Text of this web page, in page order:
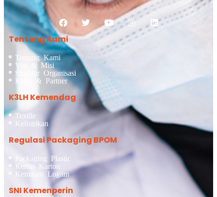
Tentang Kami
Tentang Kami
Visi & Misi
Struktur Organisasi
Klien & Partner
K3LH Kemendag
Textile
Kelistrikan
Regulasi Packaging BPOM
Packaging Plastic
Kertas Karton
Kemasan Logam
SNI Kemenperin